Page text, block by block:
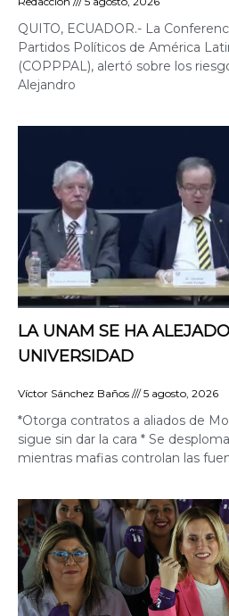
QUITO, ECUADOR.- La
Partidos Políticos de América
(COPPPAL), alertó sobre los
Alejandro
LA UNAM SE HA
UNIVERSIDAD
Víctor Sánchez Baños 5 agosto, 2026
*Otorga contratos a aliados de
sigue sin dar la cara * Se
mientras mafias controlan las